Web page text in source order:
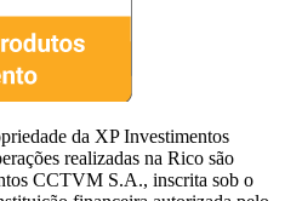
da XP Investimentos
realizadas na Rico são
CCTVM S.A., inscrita sob o